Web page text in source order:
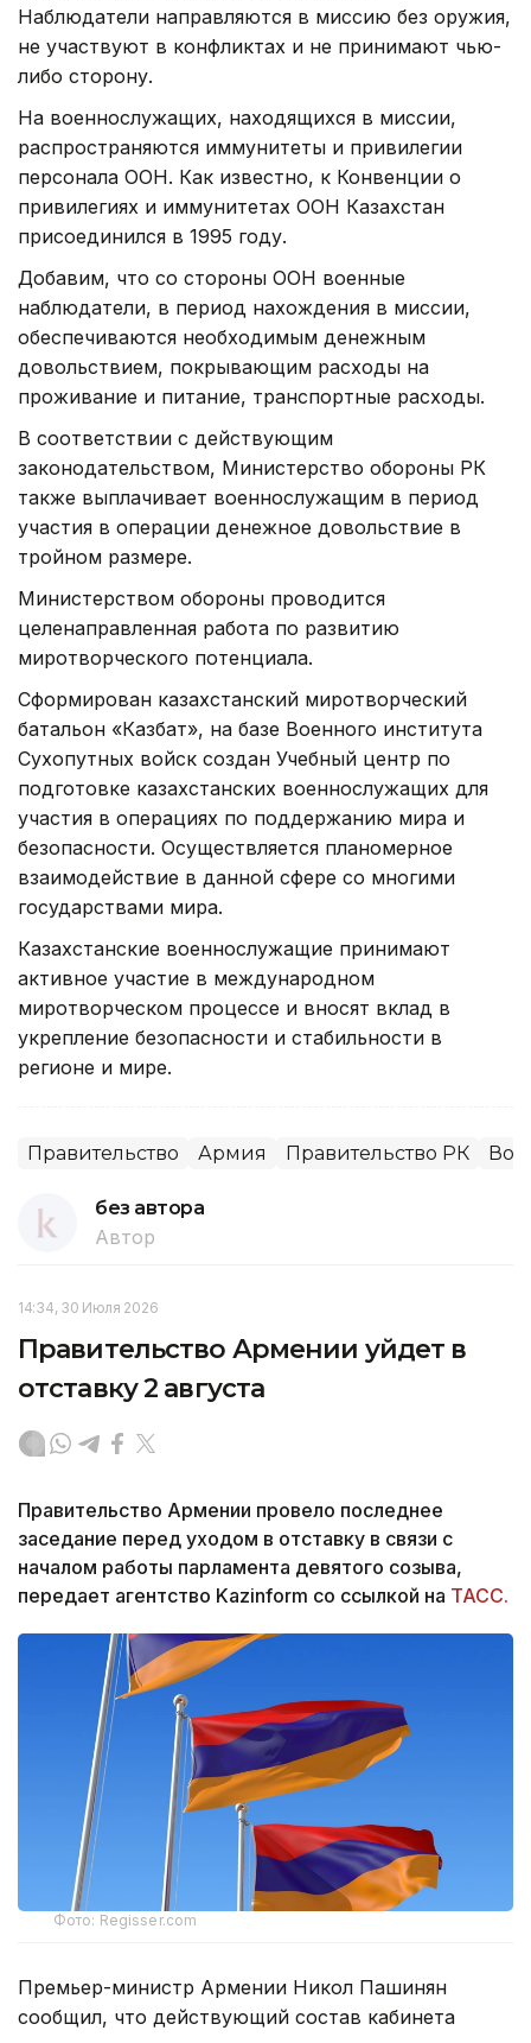
Наблюдатели направляются в миссию без оружия,
не участвуют в конфликтах и не принимают чью-
либо сторону.
На военнослужащих, находящихся в миссии,
распространяются иммунитеты и привилегии
персонала ООН. Как известно, к Конвенции о
привилегиях и иммунитетах ООН Казахстан
присоединился в 1995 году.
Добавим, что со стороны ООН военные
наблюдатели, в период нахождения в миссии,
обеспечиваются необходимым денежным
довольствием, покрывающим расходы на
проживание и питание, транспортные расходы.
В соответствии с действующим
законодательством, Министерство обороны РК
также выплачивает военнослужащим в период
участия в операции денежное довольствие в
тройном размере.
Министерством обороны проводится
целенаправленная работа по развитию
миротворческого потенциала.
Сформирован казахстанский миротворческий
батальон «Казбат», на базе Военного института
Сухопутных войск создан Учебный центр по
подготовке казахстанских военнослужащих для
участия в операциях по поддержанию мира и
безопасности. Осуществляется планомерное
взаимодействие в данной сфере со многими
государствами мира.
Казахстанские военнослужащие принимают
активное участие в международном
миротворческом процессе и вносят вклад в
укрепление безопасности и стабильности в
регионе и мире.
Правительство Армия Правительство РК
без автора
Автор
14:34, 30 Июля 2026
Правительство Армении уйдет в
отставку 2 августа
Правительство Армении провело последнее
заседание перед уходом в отставку в связи с
началом работы парламента девятого созыва,
передает агентство Kazinform со ссылкой на ТАСС.
Фото: Regisser.com
Премьер-министр Армении Никол Пашинян
сообщил, что действующий состав кабинета